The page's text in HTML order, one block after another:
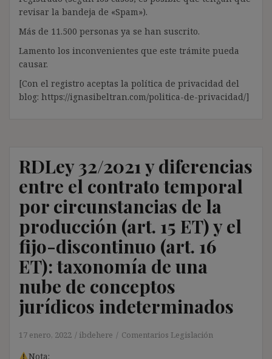
revisar la bandeja de «Spam»).
Más de 11.500 personas ya se han suscrito.
Lamento los inconvenientes que este trámite pueda
causar.
[Con el registro aceptas la política de privacidad del
blog: https://ignasibeltran.com/politica-de-privacidad/]
RDLey 32/2021 y diferencias
entre el contrato temporal
por circunstancias de la
producción (art. 15 ET) y el
fijo-discontinuo (art. 16
ET): taxonomía de una
nube de conceptos
jurídicos indeterminados
17 enero, 2022 ibdehere Comentarios Legislación
Nota: